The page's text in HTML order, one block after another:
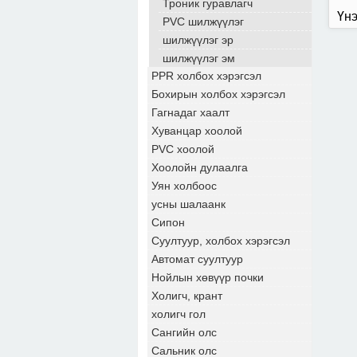
Троник гуравлагч
PVC шилжүүлэг
шилжүүлэг эр
шилжүүлэг эм
PPR холбох хэрэгсэл
Бохирын холбох хэрэгсэл
Гагнадаг хаалт
Хуванцар хоолой
PVC хоолой
Хоолойн дулаалга
Уян холбоос
усны шалаанк
Сипон
Суултуур, холбох хэрэгсэл
Автомат суултуур
Нойлын хөвүүр почки
Холигч, крант
холигч гол
Сангийн олс
Сальник олс